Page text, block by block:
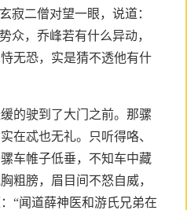
寂二僧对望一眼，说道：
众，乔峰若有什么异动，
无恐，实是猜不透他有什
的驶到了大门之前。那骡
在忒也无礼。只听得咯、
车帷子低垂，不知车中藏
粗膀，眉目间不怒自威，
“闻道薛神医和游氏兄弟在